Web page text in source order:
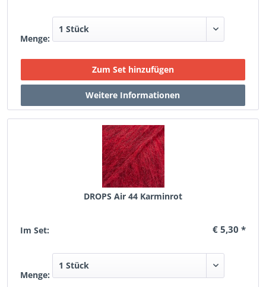
Menge:
DROPS Air 44 Karminrot
Im Set: € 5,30 *
Menge: